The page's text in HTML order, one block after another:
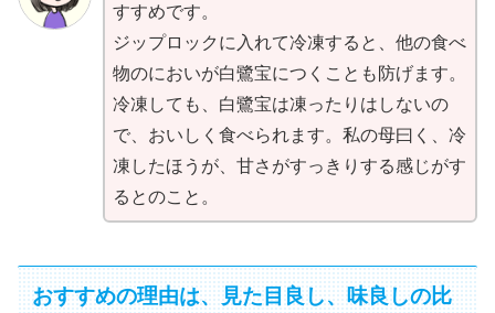
すすめです。
ジップロックに入れて冷凍すると、他の食べ
物のにおいが白鷺宝につくことも防げます。
冷凍しても、白鷺宝は凍ったりはしないの
で、おいしく食べられます。私の母曰く、冷
凍したほうが、甘さがすっきりする感じがす
るとのこと。
おすすめの理由は、見た目良し、味良しの比